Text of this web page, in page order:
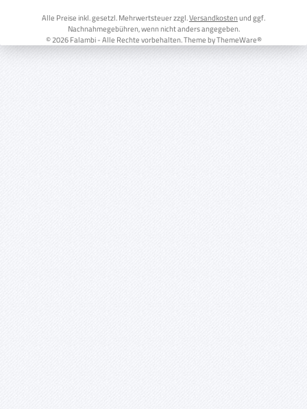
Alle Preise inkl. gesetzl. Mehrwertsteuer zzgl.Versandkostenund ggf.
Nachnahmegebühren, wenn nicht anders angegeben.
© 2026 Falambi - Alle Rechte vorbehalten. Theme byThemeWare®